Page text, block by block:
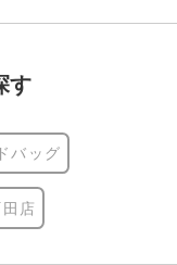
す
バッグ
店